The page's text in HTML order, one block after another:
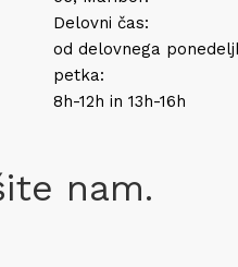
Delovni čas:
od delovnega
petka:
8h-12h in 13h-16h
nam.